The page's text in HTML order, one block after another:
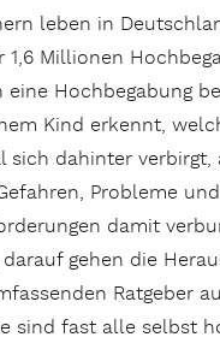
leben in
1,6 Millionen
eine Hochbegabung
Kind erkennt,
sich dahinter verbirgt,
Probleme und
damit
gehen die
Ratgeber
sind fast alle selbst